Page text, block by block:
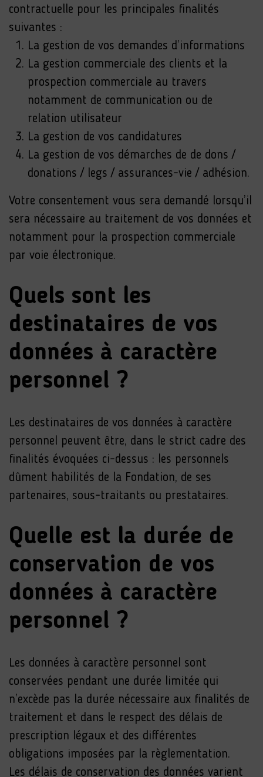
contractuelle pour les principales finalités
suivantes :
La gestion de vos demandes d’informations
La gestion commerciale des clients et la
prospection commerciale au travers
notamment de communication ou de
relation utilisateur
La gestion de vos candidatures
La gestion de vos démarches de de dons /
donations / legs / assurances-vie / adhésion.
Votre consentement vous sera demandé lorsqu’il
sera nécessaire au traitement de vos données et
notamment pour la prospection commerciale
par voie électronique.
Quels sont les
destinataires de vos
données à caractère
personnel ?
Les destinataires de vos données à caractère
personnel peuvent être, dans le strict cadre des
finalités évoquées ci-dessus : les personnels
dûment habilités de la Fondation, de ses
partenaires, sous-traitants ou prestataires.
Quelle est la durée de
conservation de vos
données à caractère
personnel ?
Les données à caractère personnel sont
conservées pendant une durée limitée qui
n’excède pas la durée nécessaire aux finalités de
traitement et dans le respect des délais de
prescription légaux et des différentes
obligations imposées par la règlementation.
Les délais de conservation des données varient